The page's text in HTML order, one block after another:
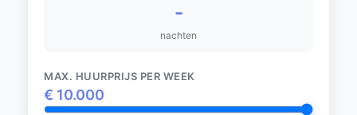
-
nachten
MAX. HUURPRIJS PER WEEK
€ 10.000